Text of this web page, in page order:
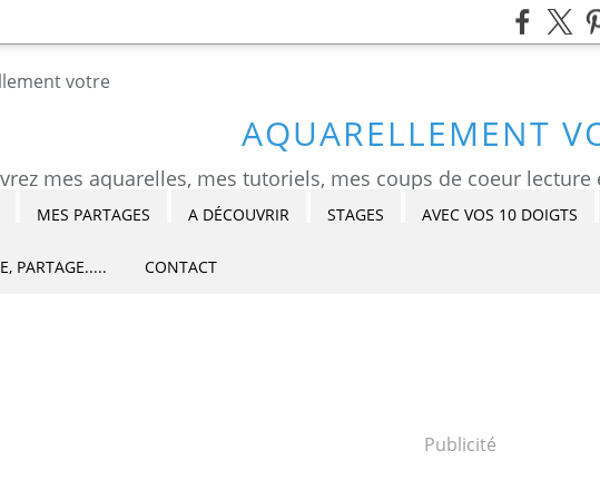
AQUARELLEMENT
MES PARTAGES A DÉCOUVRIR STAGES AVEC VOS 10 DOIGTS
PARTAGE..... CONTACT
Publicité